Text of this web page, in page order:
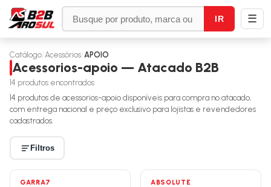
IR ☰
Catálogo Acessórios APOIO
Acessorios-apoio — Atacado B2B
14 produtos encontrados
14 produtos de acessorios-apoio disponíveis para compra no atacado,
com entrega nacional e preço exclusivo para lojistas e revendedores
cadastrados.
Filtros
GARRA7 ABSOLUTE